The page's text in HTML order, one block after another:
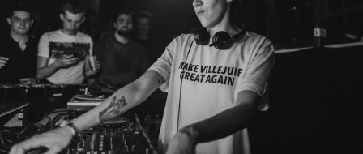
min
,
Crystallmess